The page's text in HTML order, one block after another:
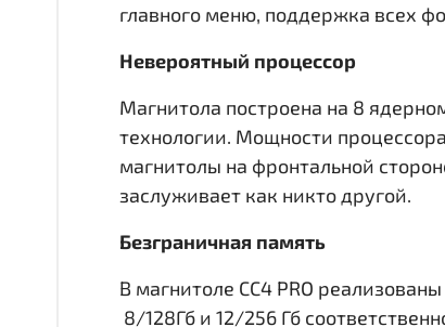
главного меню, поддержка всех
Невероятный процессор
Магнитола построена на 8
технологии. Мощности
магнитолы на фронтальной
заслуживает как никто другой.
Безграничная память
В магнитоле CC4 PRO
8/128Гб и 12/256 Гб